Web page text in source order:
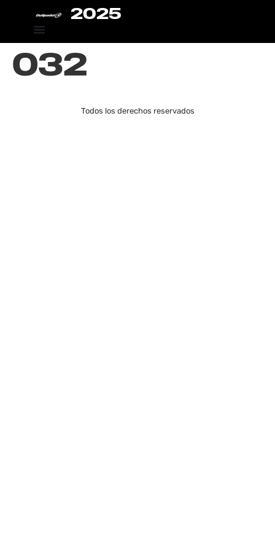
2025
032
Todos los derechos reservados